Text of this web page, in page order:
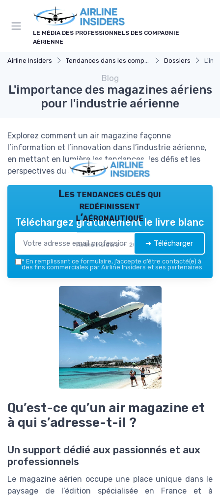
LE MÉDIA DES PROFESSIONNELS DES COMPAGNIE
AÉRIENNE
Airline Insiders Tendances dans les compagnies aériennes Dossiers
Blog
L'importance des magazines aériens
pour l'industrie aérienne
Explorez comment un air magazine façonne
l’information et l’innovation dans l’industrie aérienne,
en mettant en lumière les tendances, les défis et les
perspectives du secteur.
Les tendances clés qui
redéfinissent
l’aéronautique
Airline Insiders — 2026
Téléchargez gratuitement le livre blanc
➔ Télécharger
* En remplissant ce formulaire, j’accepte d’être contacté(e) à
des fins commerciales par Airline Insiders et ses partenaires.
Qu’est-ce qu’un air magazine et
à qui s’adresse-t-il ?
Un support dédié aux passionnés et aux
professionnels
Le magazine aérien occupe une place unique dans le
paysage de l’édition spécialisée en France et à
Panneau de gestion des cookies